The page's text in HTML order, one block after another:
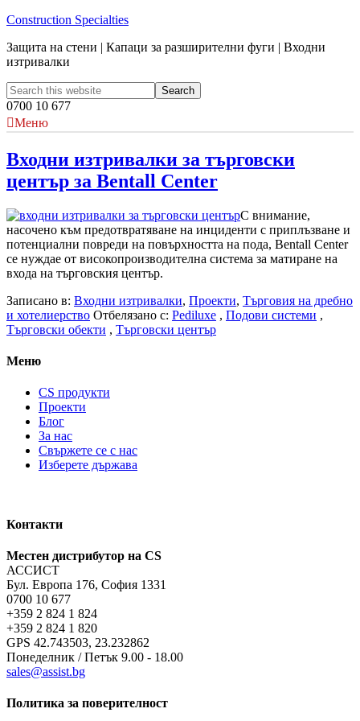
Construction Specialties
Защита на стени | Капаци за разширителни фуги | Входни
изтривалки
0700 10 677
Меню
Входни изтривалки за търговски
център за Bentall Center
С внимание,
насочено към предотвратяване на инциденти с приплъзване и
потенциални повреди на повърхността на пода, Bentall Center
се нуждае от високопроизводителна система за матиране на
входа на търговския център.
Записано в: Входни изтривалки, Проекти, Търговия на дребно
и хотелиерство Отбелязано с: Pediluxe , Подови системи ,
Търговски обекти , Търговски център
Меню
CS продукти
Проекти
Блог
За нас
Свържете се с нас
Изберете държава
Контакти
Местен дистрибутор на CS
АССИСТ
Бул. Европа 176, София 1331
0700 10 677
+359 2 824 1 824
+359 2 824 1 820
GPS 42.743503, 23.232862
Понеделник / Петък 9.00 - 18.00
sales@assist.bg
Политика за поверителност